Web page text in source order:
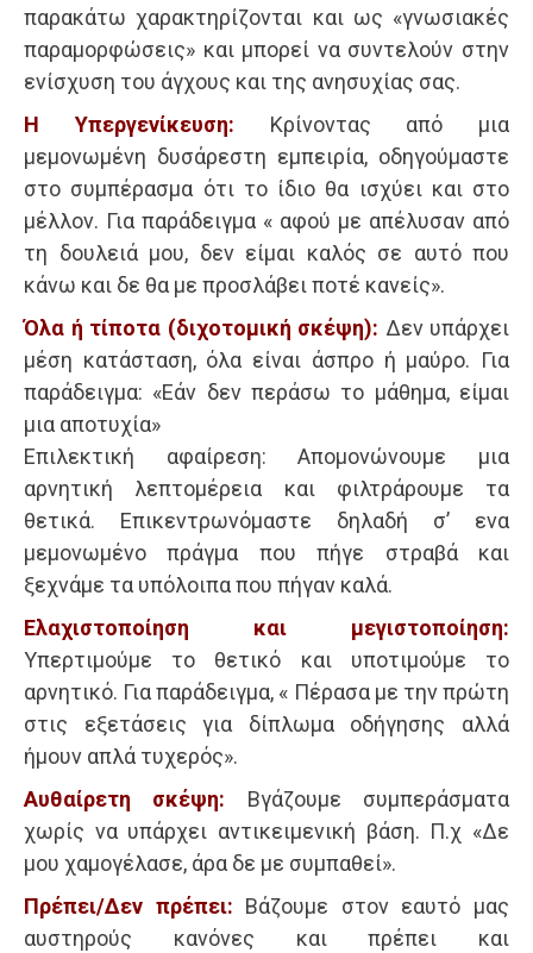
παρακάτω χαρακτηρίζονται και ως «γνωσιακές
παραμορφώσεις» και μπορεί να συντελούν στην
ενίσχυση του άγχους και της ανησυχίας σας.
Η Υπεργενίκευση: Κρίνοντας από μια
μεμονωμένη δυσάρεστη εμπειρία, οδηγούμαστε
στο συμπέρασμα ότι το ίδιο θα ισχύει και στο
μέλλον. Για παράδειγμα « αφού με απέλυσαν από
τη δουλειά μου, δεν είμαι καλός σε αυτό που
κάνω και δε θα με προσλάβει ποτέ κανείς».
Όλα ή τίποτα (διχοτομική σκέψη): Δεν υπάρχει
μέση κατάσταση, όλα είναι άσπρο ή μαύρο. Για
παράδειγμα: «Εάν δεν περάσω το μάθημα, είμαι
μια αποτυχία»
Επιλεκτική αφαίρεση: Απομονώνουμε μια
αρνητική λεπτομέρεια και φιλτράρουμε τα
θετικά. Επικεντρωνόμαστε δηλαδή σ’ ενα
μεμονωμένο πράγμα που πήγε στραβά και
ξεχνάμε τα υπόλοιπα που πήγαν καλά.
Ελαχιστοποίηση και μεγιστοποίηση:
Υπερτιμούμε το θετικό και υποτιμούμε το
αρνητικό. Για παράδειγμα, « Πέρασα με την πρώτη
στις εξετάσεις για δίπλωμα οδήγησης αλλά
ήμουν απλά τυχερός».
Αυθαίρετη σκέψη: Βγάζουμε συμπεράσματα
χωρίς να υπάρχει αντικειμενική βάση. Π.χ «Δε
μου χαμογέλασε, άρα δε με συμπαθεί».
Πρέπει/Δεν πρέπει: Βάζουμε στον εαυτό μας
αυστηρούς κανόνες και πρέπει και